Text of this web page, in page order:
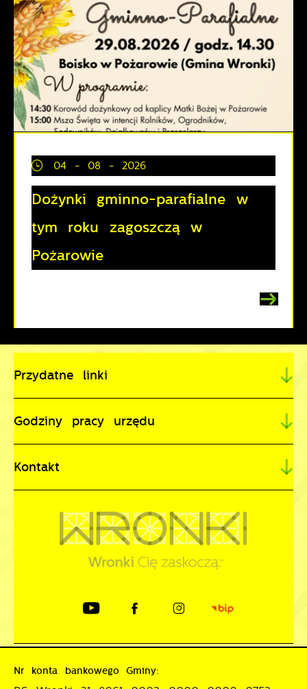
04 - 08 - 2026
Dożynki gminno-parafialne w
tym roku zagoszczą w
Pożarowie
Przydatne linki
Godziny pracy urzędu
Kontakt
Nr konta bankowego Gminy: